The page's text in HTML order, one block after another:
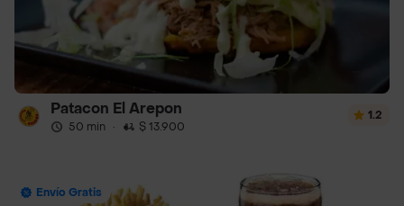
Patacon El Arepon
50 min · $ 13.900
1.2
Envío Gratis